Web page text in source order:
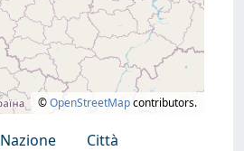
©OpenStreetMapcontributors.
Nazione
Città